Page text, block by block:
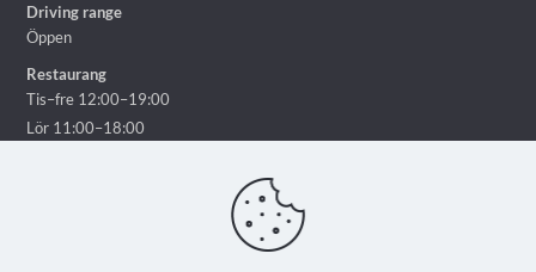
Driving range
Öppen
Restaurang
Tis–fre 12:00–19:00
Lör 11:00–18:00